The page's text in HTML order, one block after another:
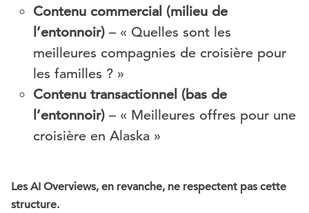
Contenu commercial (milieu de
l’entonnoir) – « Quelles sont les
meilleures compagnies de croisière pour
les familles ? »
Contenu transactionnel (bas de
l’entonnoir) – « Meilleures offres pour une
croisière en Alaska »
Les AI Overviews, en revanche, ne respectent pas cette
structure.